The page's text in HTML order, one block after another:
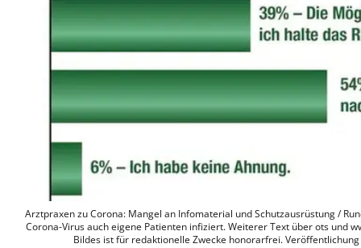
Arztpraxen zu Corona: Mangel an Infomaterial und Schutzausrüstung /
Corona-Virus auch eigene Patienten infiziert. Weiterer Text über ots und
Bildes ist für redaktionelle Zwecke honorarfrei.